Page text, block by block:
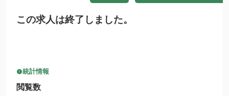
この求人は終了しました。
統計情報
閲覧数